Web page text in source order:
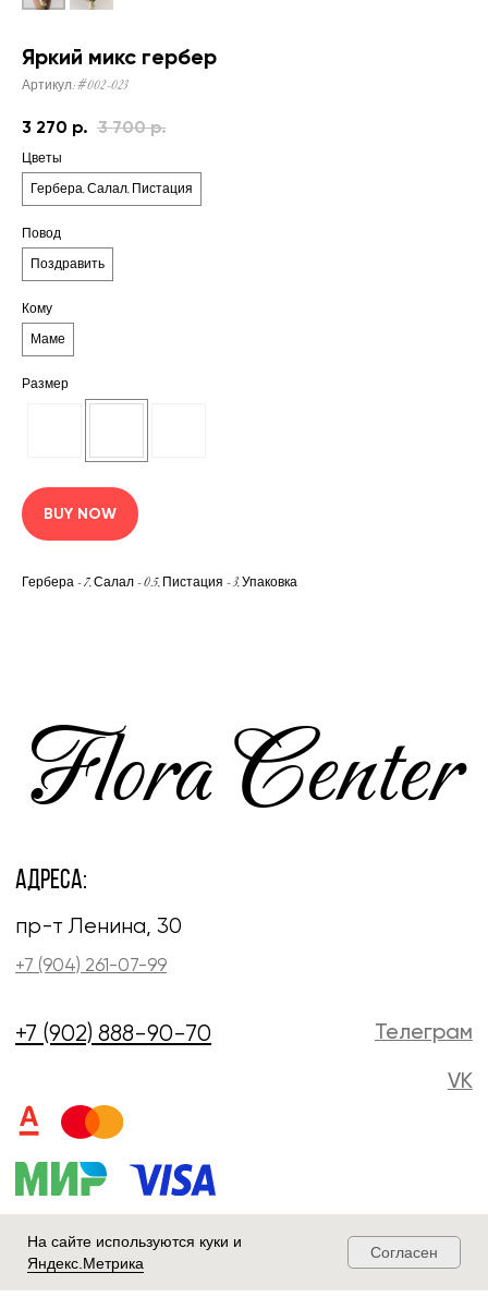
На сайте используются куки и
Яндекс.Метрика
Согласен
Яркий микс гербер
Артикул:#002-023
3 270 р. 3 700 р.
Цветы
Гербера, Салал, Пистация
Повод
Поздравить
Кому
Маме
Размер
BUY NOW
Гербера - 7, Салал - 0.5, Пистация - 3, Упаковка